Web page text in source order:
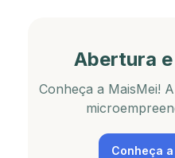
Abertura
Conheça a MaisMei!
Conheça